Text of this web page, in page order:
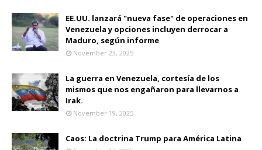
EE.UU. lanzará "nueva fase" de operaciones en
Venezuela y opciones incluyen derrocar a
Maduro, según informe
November 23, 2025
La guerra en Venezuela, cortesía de los
mismos que nos engañaron para llevarnos a
Irak.
November 19, 2025
Caos: La doctrina Trump para América Latina